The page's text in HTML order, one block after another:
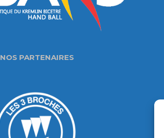
NOS PARTENAIRES